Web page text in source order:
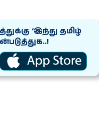
‘இந்து தமிழ்